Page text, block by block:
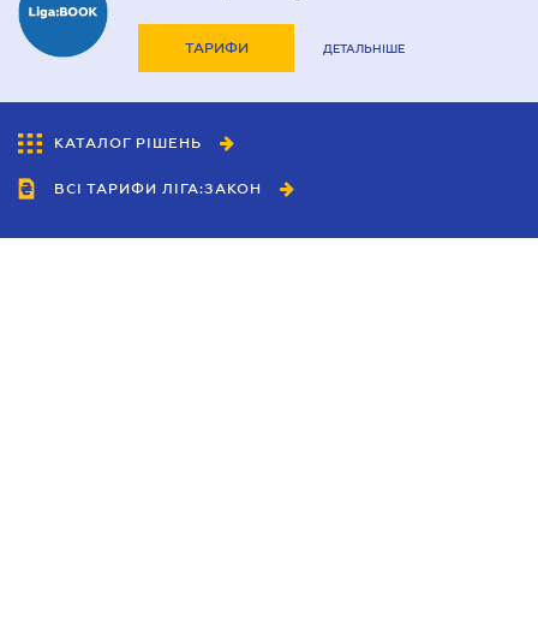
ТАРИФИ ДЕТАЛЬНІШЕ
КАТАЛОГ РІШЕНЬ
ВСІ ТАРИФИ ЛІГА:ЗАКОН